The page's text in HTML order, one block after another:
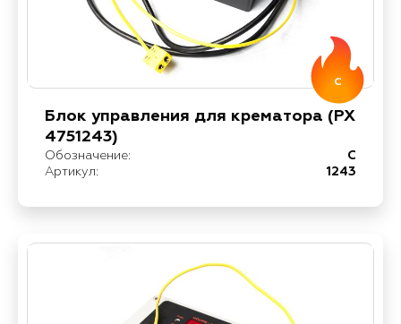
C
Блок управления для крематора (PX
4751243)
Обозначение:
C
Артикул:
1243